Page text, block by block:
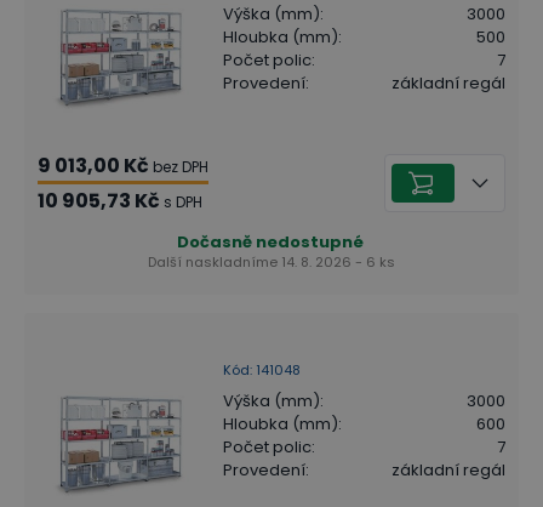
Výška (mm):
3000
Hloubka (mm):
500
Počet polic:
7
Provedení: základní regál
9 013,00 Kč bez DPH
10 905,73 Kč s DPH
Dočasně nedostupné
Další naskladníme 14. 8. 2026 - 6 ks
Kód: 141048
Výška (mm):
3000
Hloubka (mm):
600
Počet polic:
7
Provedení: základní regál